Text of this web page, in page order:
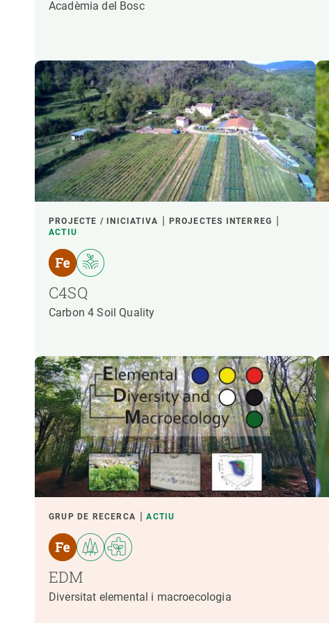
Acadèmia del Bosc
PROJECTE / INICIATIVA
PROJECTES INTERREG
ACTIU
C4SQ
Carbon 4 Soil Quality
GRUP DE RECERCA ACTIU
EDM
Diversitat elemental i macroecologia